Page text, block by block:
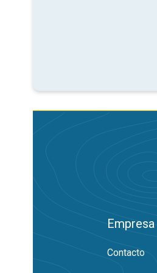
Empresa
Contacto